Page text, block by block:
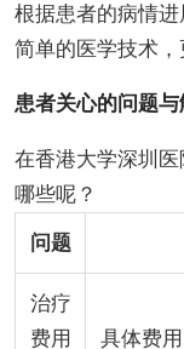
根据患者的病情
简单的医学技术，
患者关心的问题与
在香港大学深圳
哪些呢？
问题
治疗
费用
具体费